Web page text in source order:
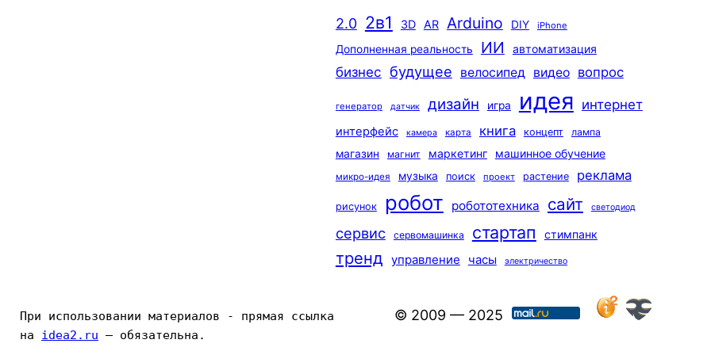
2.0 2в1 3D AR Arduino DIY iPhone
Дополненная реальность ИИ автоматизация
бизнес будущее велосипед видео вопрос
генератор датчик дизайн игра идея интернет
интерфейс камера карта книга концепт лампа
магазин магнит маркетинг машинное обучение
микро-идея музыка поиск проект растение реклама
рисунок робот робототехника сайт светодиод
сервис сервомашинка стартап стимпанк
тренд управление часы электричество
При использовании материалов - прямая ссылка
на idea2.ru — обязательна.
© 2009 — 2025